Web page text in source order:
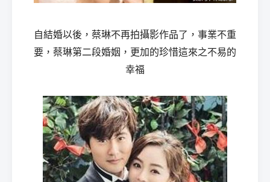
自結婚以後，蔡琳不再拍攝影作品了，事業不重
要，蔡琳第二段婚姻，更加的珍惜這來之不易的
幸福